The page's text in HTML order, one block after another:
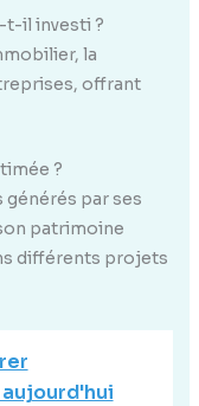
t-il investi ?
la
offrant
?
générés par ses
patrimoine
différents projets